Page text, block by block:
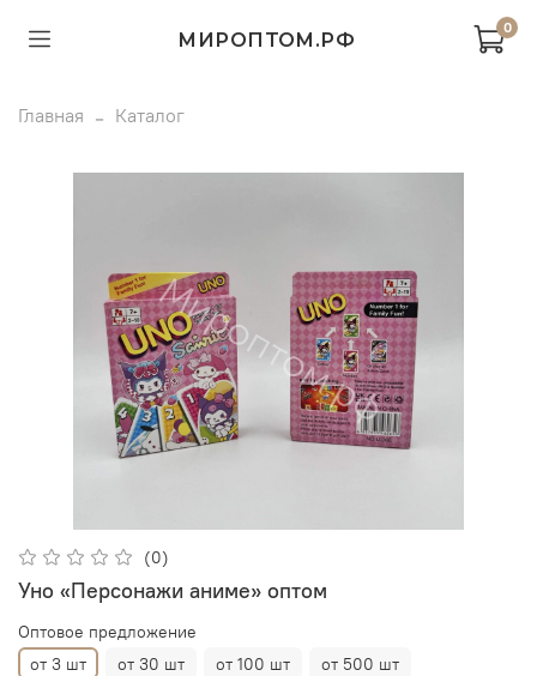
МИРОПТОМ.РФ
0
Главная Каталог
(0)
Уно «Персонажи аниме» оптом
Оптовое предложение
от 3 шт
от 30 шт от 100 шт
от 500 шт